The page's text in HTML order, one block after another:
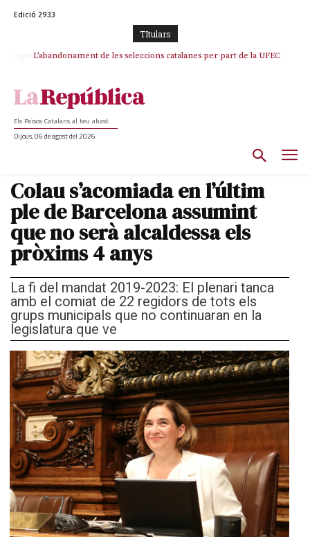
Edició 2933
TItulars
L’abandonament de les seleccions catalanes per part de la UFEC
Els Països Catalans al teu abast
Dijous, 06 de agost del 2026
Colau s’acomiada en l’últim
ple de Barcelona assumint
que no serà alcaldessa els
pròxims 4 anys
La fi del mandat 2019-2023: El plenari tanca
amb el comiat de 22 regidors de tots els
grups municipals que no continuaran en la
legislatura que ve